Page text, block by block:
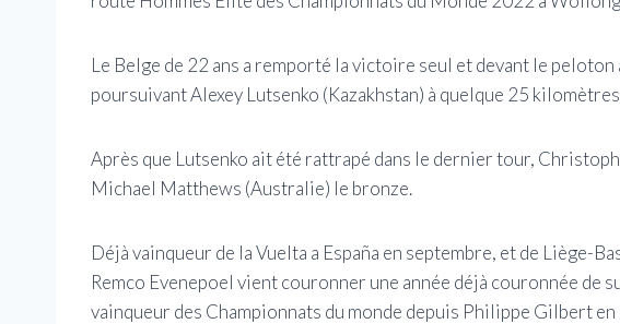
Le Belge de 22 ans a remporté la victoire seul et devant le peloton
poursuivant Alexey Lutsenko (Kazakhstan) à quelque 25
Après que Lutsenko ait été rattrapé dans le dernier tour,
Michael Matthews (Australie) le bronze.
Déjà vainqueur de la Vuelta a España en septembre, et de Liège-
Remco Evenepoel vient couronner une année déjà couronnée de
vainqueur des Championnats du monde depuis Philippe Gilbert